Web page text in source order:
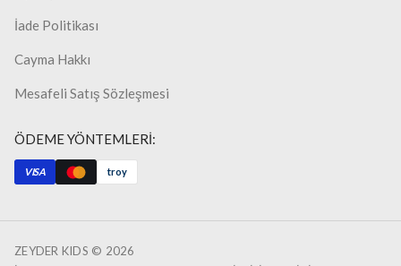
İade Politikası
Cayma Hakkı
Mesafeli Satış Sözleşmesi
ÖDEME YÖNTEMLERİ:
VISA troy
ZEYDER KIDS © 2026